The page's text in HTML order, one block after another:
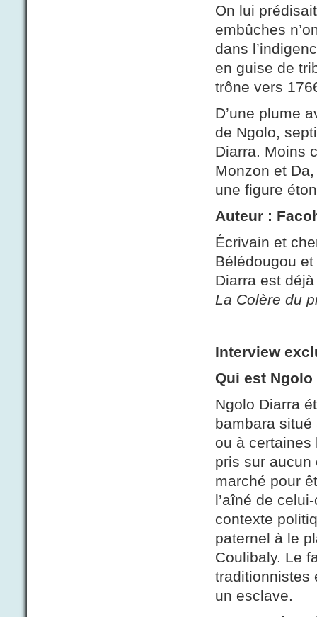
On lui
embûches
dans
en guise de
trône vers
D’une plume
de Ngolo,
Diarra. Moins
Monzon et
une figure
Auteur :
Écrivain et
Bélédougou
Diarra est
La Colère du
Interview
Qui est
Ngolo Diarra
bambara
ou à certaines
pris sur aucun
marché pour
l’aîné de
contexte
paternel à le
Coulibaly. Le
traditionnistes
un esclave.